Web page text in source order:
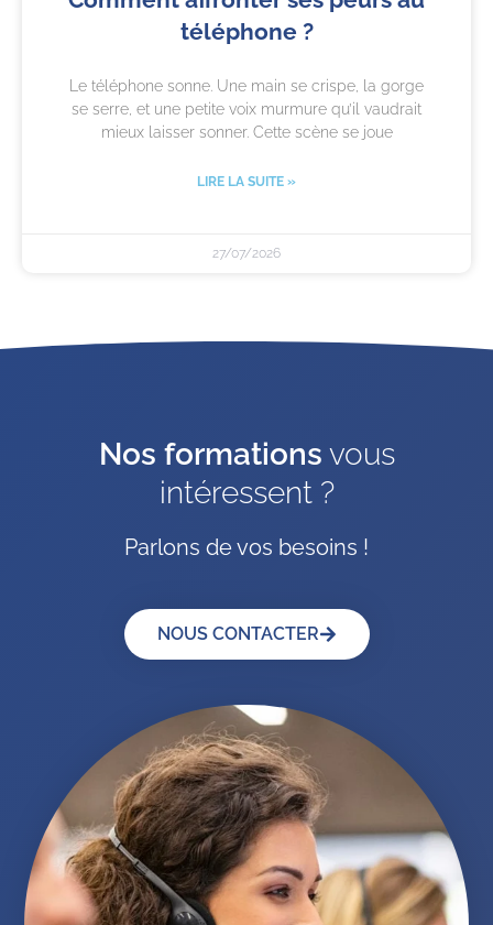
téléphone ?
Le téléphone sonne. Une main se crispe, la gorge
se serre, et une petite voix murmure qu’il vaudrait
mieux laisser sonner. Cette scène se joue
LIRE LA SUITE »
27/07/2026
Nos formations vous
intéressent ?
Parlons de vos besoins !
NOUS CONTACTER